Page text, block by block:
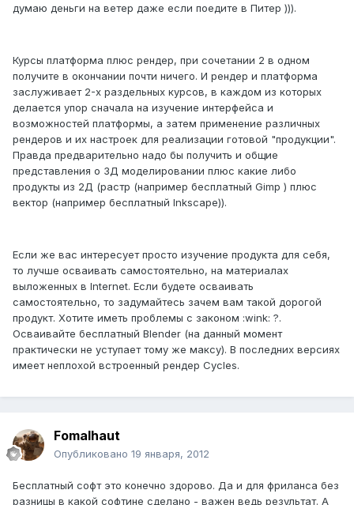
думаю деньги на ветер даже если поедите в Питер ))).
Курсы платформа плюс рендер, при сочетании 2 в одном
получите в окончании почти ничего. И рендер и платформа
заслуживает 2-х раздельных курсов, в каждом из которых
делается упор сначала на изучение интерфейса и
возможностей платформы, а затем применение различных
рендеров и их настроек для реализации готовой "продукции".
Правда предварительно надо бы получить и общие
представления о 3Д моделировании плюс какие либо
продукты из 2Д (растр (например бесплатный Gimp ) плюс
вектор (например бесплатный Inkscape)).
Если же вас интересует просто изучение продукта для себя,
то лучше осваивать самостоятельно, на материалах
выложенных в Internet. Если будете осваивать
самостоятельно, то задумайтесь зачем вам такой дорогой
продукт. Хотите иметь проблемы с законом :wink: ?.
Осваивайте бесплатный Blender (на данный момент
практически не уступает тому же максу). В последних версиях
имеет неплохой встроенный рендер Cycles.
Fomalhaut
Опубликовано 19 января, 2012
Бесплатный софт это конечно здорово. Да и для фриланса без
разницы в какой софтине сделано - важен ведь результат. А